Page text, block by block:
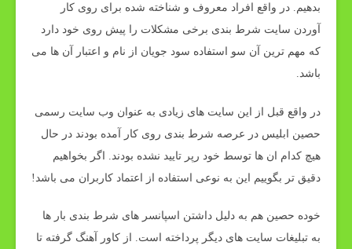
بدهیم. در واقع افراد معروف و شناخته شده برای روی کار
آوردن سایت شرط بندی برخی مشکلات را پیش روی خود دارد
که مهم ترین آن سو استفاده سود جویان از نام و اعتبار آن ها می
باشد.
در واقع قبل از این سایت های زیادی به عنوان وب سایت رسمی
حصین ابلیس در عرصه شرط بندی روی کار آمده بودند در حال
هیچ کدام ان ها توسط خود رپر تایید نشده بودند. اگر بخواهیم
دقیق تر بگوییم این به نوعی استفاده از اعتماد کاربران می باشد!
خوده حصین هم به دلیل داشتن اسپانسر های شرط بندی بار ها
به تبلیغات سایت های دیگر پرداخته است. از کاور آهنگ گرفته تا